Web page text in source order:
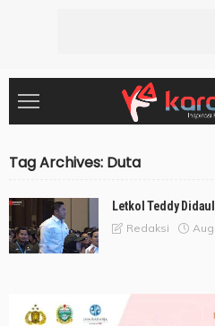
Tag Archives: Duta
Letkol Teddy
Redaksi